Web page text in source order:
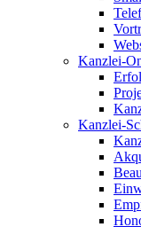
Kanzlei-
Kanzlei-